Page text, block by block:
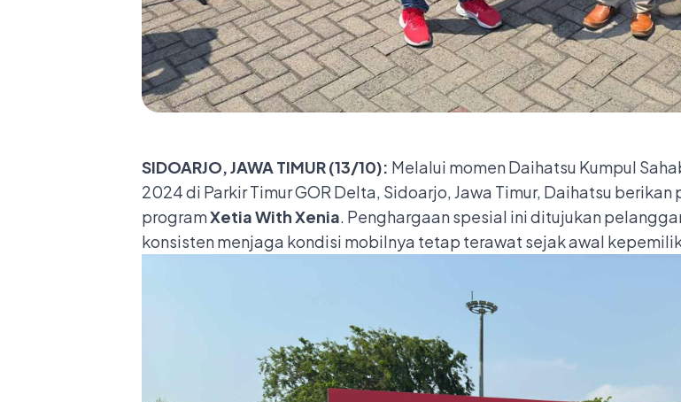
SIDOARJO, JAWA TIMUR (13/10): Melalui momen Daihatsu Kumpul
2024 di Parkir Timur GOR Delta, Sidoarjo, Jawa Timur, Daihatsu
programXetia With Xenia. Penghargaan spesial ini ditujukan
konsisten menjaga kondisi mobilnya tetap terawat sejak awal